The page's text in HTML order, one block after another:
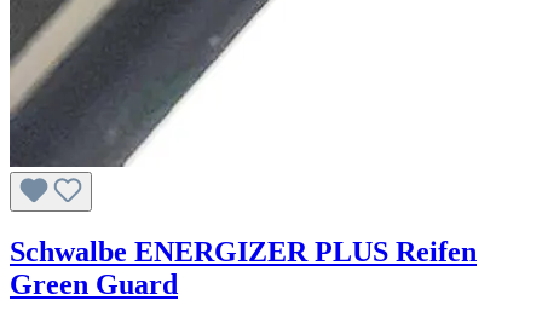
Schwalbe ENERGIZER PLUS Reifen
Green Guard